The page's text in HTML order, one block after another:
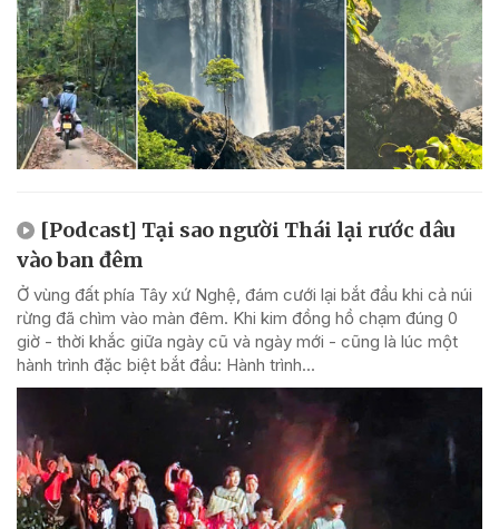
[Podcast] Tại sao người Thái lại rước dâu
vào ban đêm
Ở vùng đất phía Tây xứ Nghệ, đám cưới lại bắt đầu khi cả núi
rừng đã chìm vào màn đêm. Khi kim đồng hồ chạm đúng 0
giờ - thời khắc giữa ngày cũ và ngày mới - cũng là lúc một
hành trình đặc biệt bắt đầu: Hành trình...